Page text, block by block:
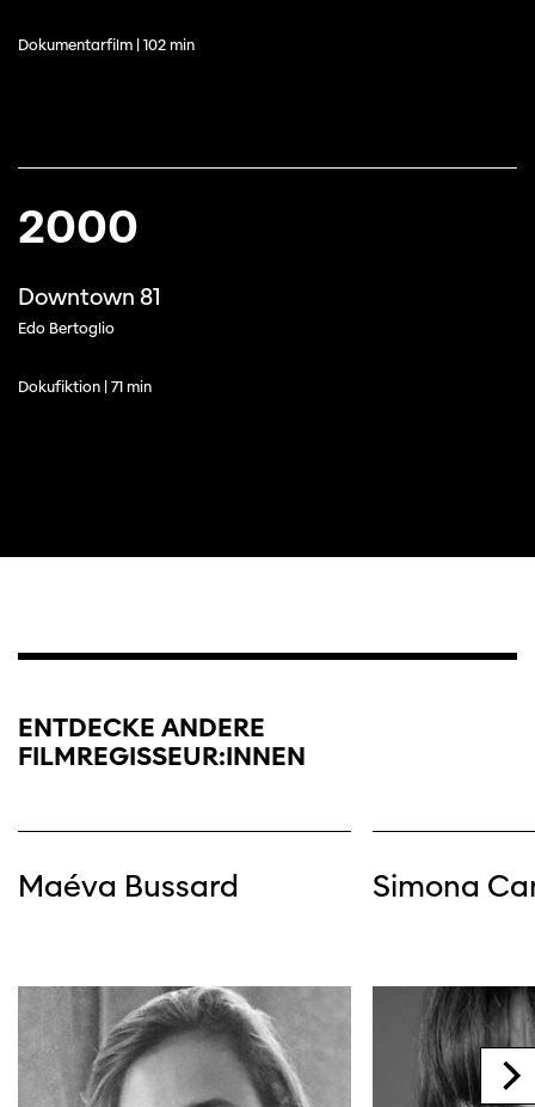
Dokumentarfilm | 102 min
2000
Downtown 81
Edo Bertoglio
Dokufiktion | 71 min
ENTDECKE ANDERE
FILMREGISSEUR:INNEN
Maéva Bussard Simona